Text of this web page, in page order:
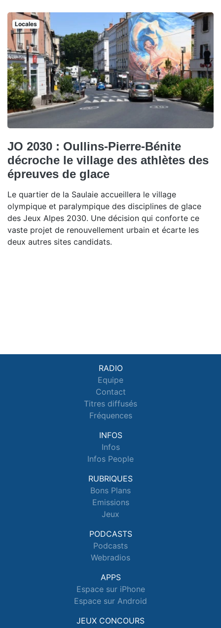
Locales
JO 2030 : Oullins-Pierre-Bénite
décroche le village des athlètes des
épreuves de glace
Le quartier de la Saulaie accueillera le village
olympique et paralympique des disciplines de glace
des Jeux Alpes 2030. Une décision qui conforte ce
vaste projet de renouvellement urbain et écarte les
deux autres sites candidats.
RADIO
Equipe
Contact
Titres diffusés
Fréquences
INFOS
Infos
Infos People
RUBRIQUES
Bons Plans
Emissions
Jeux
PODCASTS
Podcasts
Webradios
APPS
Espace sur iPhone
Espace sur Android
JEUX CONCOURS